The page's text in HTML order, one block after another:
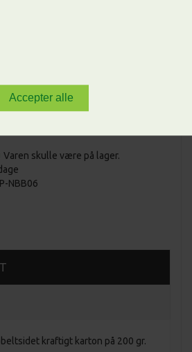
Varen skulle være på lager.
NBB06
kraftigt karton på 200 gr.